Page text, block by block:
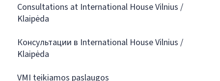
Consultations at International House Vilnius /
Klaipėda
Консультации в International House Vilnius /
Klaipėda
VMI teikiamos paslaugos